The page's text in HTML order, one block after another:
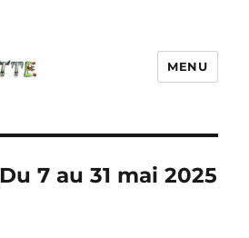
MENU
Du 7 au 31 mai 2025